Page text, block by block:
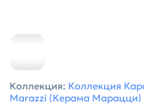
Коллекция: Коллекция
Marazzi (Керама Марацци)